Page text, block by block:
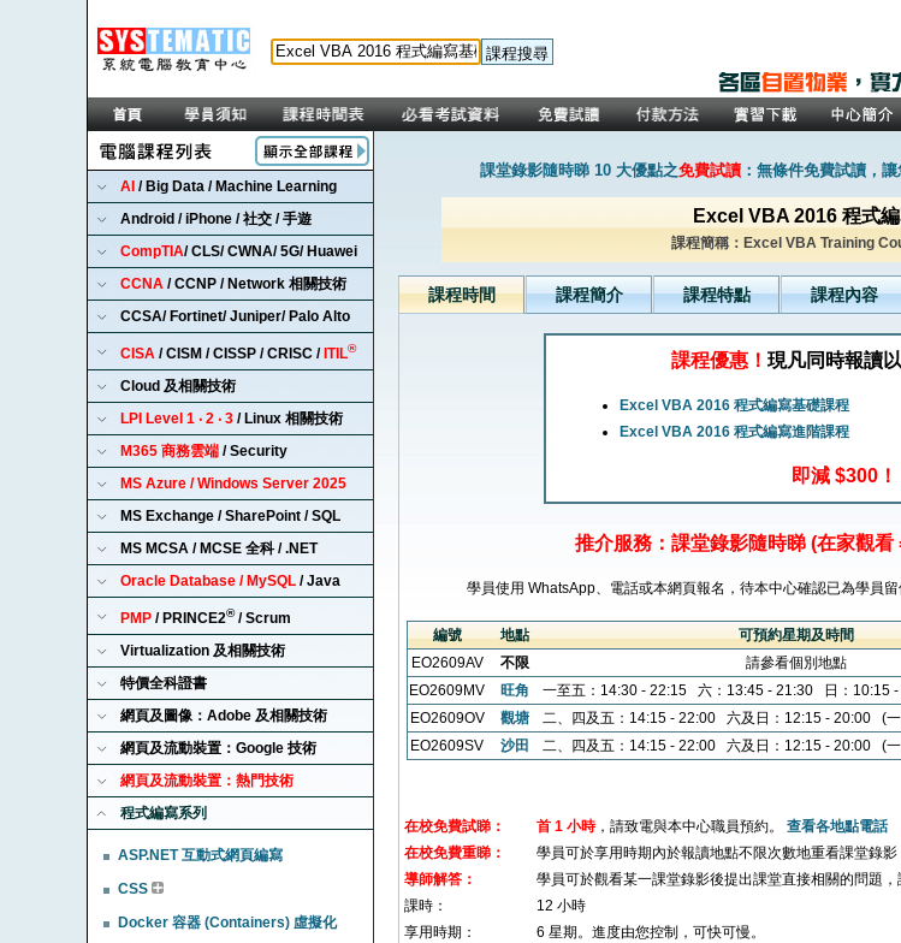
AI / Big Data / Machine Learning
Android / iPhone / 社交 / 手遊
CompTIA/ CLS/ CWNA/ 5G/ Huawei
CCNA / CCNP / Network 相關技術
CCSA/ Fortinet/ Juniper/ Palo Alto
CISA / CISM / CISSP / CRISC / ITIL®
Cloud 及相關技術
LPI Level 1 ‧ 2 ‧ 3 / Linux 相關技術
M365 商務雲端 / Security
MS Azure / Windows Server 2025
MS Exchange / SharePoint / SQL
MS MCSA / MCSE 全科 / .NET
Oracle Database / MySQL / Java
PMP / PRINCE2®/ Scrum
Virtualization 及相關技術
特價全科證書
網頁及圖像：Adobe 及相關技術
網頁及流動裝置：Google 技術
網頁及流動裝置：熱門技術
程式編寫系列
ASP.NET 互動式網頁編寫
CSS
Docker 容器 (Containers) 虛擬化
課堂錄影隨時睇 10 大優點之免費試讀：無條件免費試讀，
Excel VBA 2016 程式
課程簡稱：Excel VBA Training
課程時間 課程簡介 課程特點 課程內容
課程優惠！ 現凡同時報讀
Excel VBA 2016 程式編寫基礎課程
Excel VBA 2016 程式編寫進階課程
即減 $300！
推介服務：課堂錄影隨時睇 (在家觀看
學員使用 WhatsApp、電話或本網頁報名，待本中心確認已為學員
編號 地點 可預約星期及時間
EO2609AV
不限 請參看個別地點
EO2609MV
旺角 一至五：14:30 - 22:15 六：13:45 - 21:30 日：10:15 -
EO2609OV
觀塘 二、四及五：14:15 - 22:00 六及日：12:15 - 20:00 (
EO2609SV
沙田 二、四及五：14:15 - 22:00 六及日：12:15 - 20:00 (
在校免費試睇：
首 1 小時，請致電與本中心職員預約。 查看各地點電話
在校免費重睇：
學員可於享用時期內於報讀地點不限次數地重看課堂錄影
導師解答：
學員可於觀看某一課堂錄影後提出課堂直接相關的問題
課時：
12 小時
享用時期：
6 星期。進度由您控制，可快可慢。